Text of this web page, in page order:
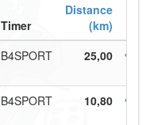
Timer
Distance
(km)
B4SPORT 25,00
B4SPORT 10,80